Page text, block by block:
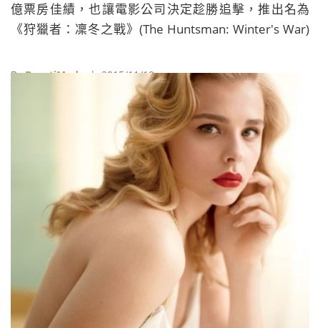
億票房佳績，也讓電影公司決定趁勝追擊，推出名為
《狩獵者：凜冬之戰》(The Huntsman: Winter's War)
卡雀絲坦Jessica Chastain加入演出陣容，分別演繹冷若
冰霜的冰皇后與勇猛女戰士。
ByBeautiMode | 2015/11/19